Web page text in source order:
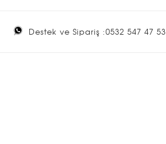
Destek ve Sipariş :0532 547 47 53